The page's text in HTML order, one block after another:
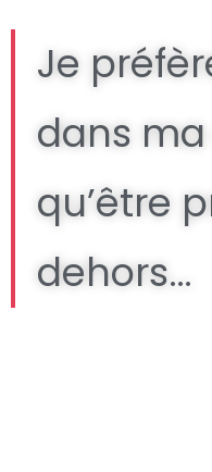
Je
dans
qu’être
dehors…